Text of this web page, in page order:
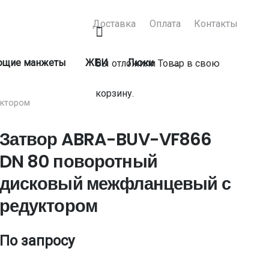
Доставка Оплата Контакты
манжеты ЖБИ Люки …
Вы отложилиТовар в свою
корзину.
Затвор ABRA-BUV-VF866
DN 80 поворотный
дисковый межфланцевый с
редуктором
По запросу